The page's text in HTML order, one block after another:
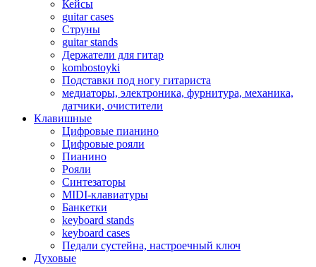
Кейсы
guitar cases
Струны
guitar stands
Держатели для гитар
kombostoyki
Подставки под ногу гитариста
медиаторы, электроника, фурнитура, механика,
датчики, очистители
Клавишные
Цифровые пианино
Цифровые рояли
Пианино
Рояли
Синтезаторы
MIDI-клавиатуры
Банкетки
keyboard stands
keyboard cases
Педали сустейна, настроечный ключ
Духовые